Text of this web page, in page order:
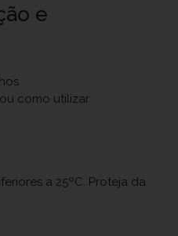
e
como utilizar
a 25ºC. Proteja da